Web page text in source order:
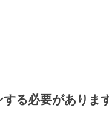
る必要がありま